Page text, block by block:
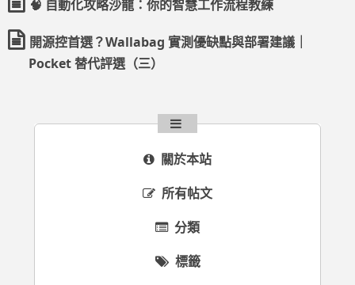
🧠 自動化攻略沙龍：你的智慧工作流程教練
開源控首選？Wallabag 實測優缺點與部署建議｜
Pocket 替代評選（三）
關於本站
所有帖文
分類
標籤